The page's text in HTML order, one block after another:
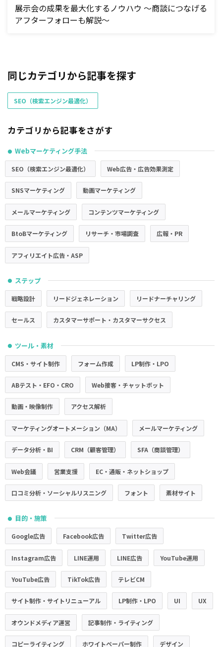
展示会の成果を最大化するノウハウ ～商談につなげる
アフターフォローも解説～
同じカテゴリから記事を探す
SEO（検索エンジン最適化）
カテゴリから記事をさがす
● Webマーケティング手法
SEO（検索エンジン最適化） Web広告・広告効果測定
SNSマーケティング 動画マーケティング
メールマーケティング コンテンツマーケティング
BtoBマーケティング リサーチ・市場調査 広報・PR
アフィリエイト広告・ASP
● ステップ
戦略設計 リードジェネレーション リードナーチャリング
セールス カスタマーサポート・カスタマーサクセス
● ツール・素材
CMS・サイト制作 フォーム作成 LP制作・LPO
ABテスト・EFO・CRO Web接客・チャットボット
動画・映像制作 アクセス解析
マーケティングオートメーション（MA） メールマーケティング
データ分析・BI CRM（顧客管理） SFA（商談管理）
Web会議 営業支援 EC・通販・ネットショップ
口コミ分析・ソーシャルリスニング フォント 素材サイト
● 目的・施策
Google広告 Facebook広告 Twitter広告
Instagram広告 LINE運用 LINE広告 YouTube運用
YouTube広告 TikTok広告 テレビCM
サイト制作・サイトリニューアル LP制作・LPO UI UX
オウンドメディア運営 記事制作・ライティング
コピーライティング ホワイトペーパー制作 デザイン